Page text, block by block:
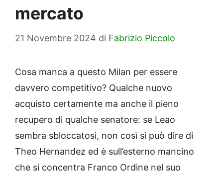
mercato
21 Novembre 2024 di Fabrizio Piccolo
Cosa manca a questo Milan per essere
davvero competitivo? Qualche nuovo
acquisto certamente ma anche il pieno
recupero di qualche senatore: se Leao
sembra sbloccatosi, non così si può dire di
Theo Hernandez ed è sull’esterno mancino
che si concentra Franco Ordine nel suo